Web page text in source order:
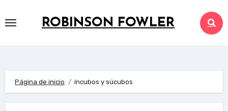
al
ROBINSON FOWLER
Página de inicio íncubos y súcubos